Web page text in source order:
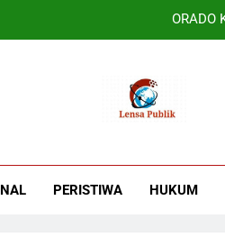
ORADO
UIN Jakarta
PERISTIWA HUKUM